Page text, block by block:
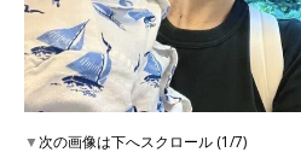
▼次の画像は下へスクロール (1/7)